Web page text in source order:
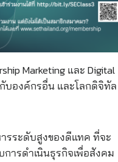
Marketing และ Digital
บองค์กรอื่น และโลกดิจิทัล
รระดับสูงของดีแทค ที่จะ
ารดำเนินธุรกิจเพื่อสังคม